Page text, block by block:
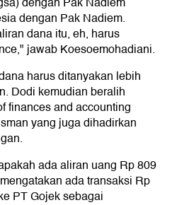
dengan Pak Nadiem.
dana itu, eh, harus
jawab Koesoemohadiani.
harus ditanyakan lebih
Dodi kemudian beralih
finances and accounting
yang juga dihadirkan
ada aliran uang Rp 809
ada transaksi Rp
PT Gojek sebagai